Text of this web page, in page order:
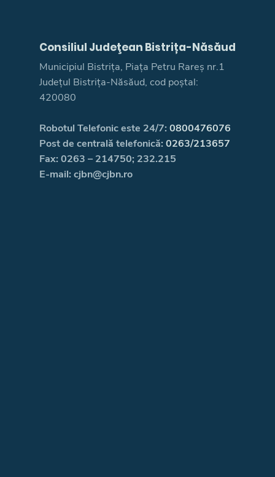
Consiliul Judeţean Bistrița-Năsăud
Municipiul Bistrița, Piața Petru Rareș nr.1
Județul Bistrița-Năsăud, cod poștal:
420080
Robotul Telefonic este 24/7: 0800476076
Post de centrală telefonică: 0263/213657
Fax: 0263 – 214750; 232.215
E-mail: cjbn@cjbn.ro